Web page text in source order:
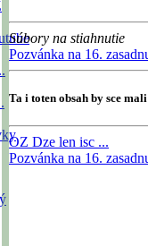
Súbory na stiahnutie
Pozvánka na 16.
Ta i toten obsah by sce
OZ Dze len isc ...
Pozvánka na 16.